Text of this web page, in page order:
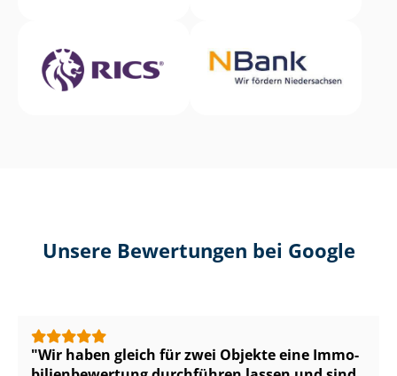
Unsere Bewertungen bei Google
Wir haben gleich für zwei Objekte eine Im­mo­